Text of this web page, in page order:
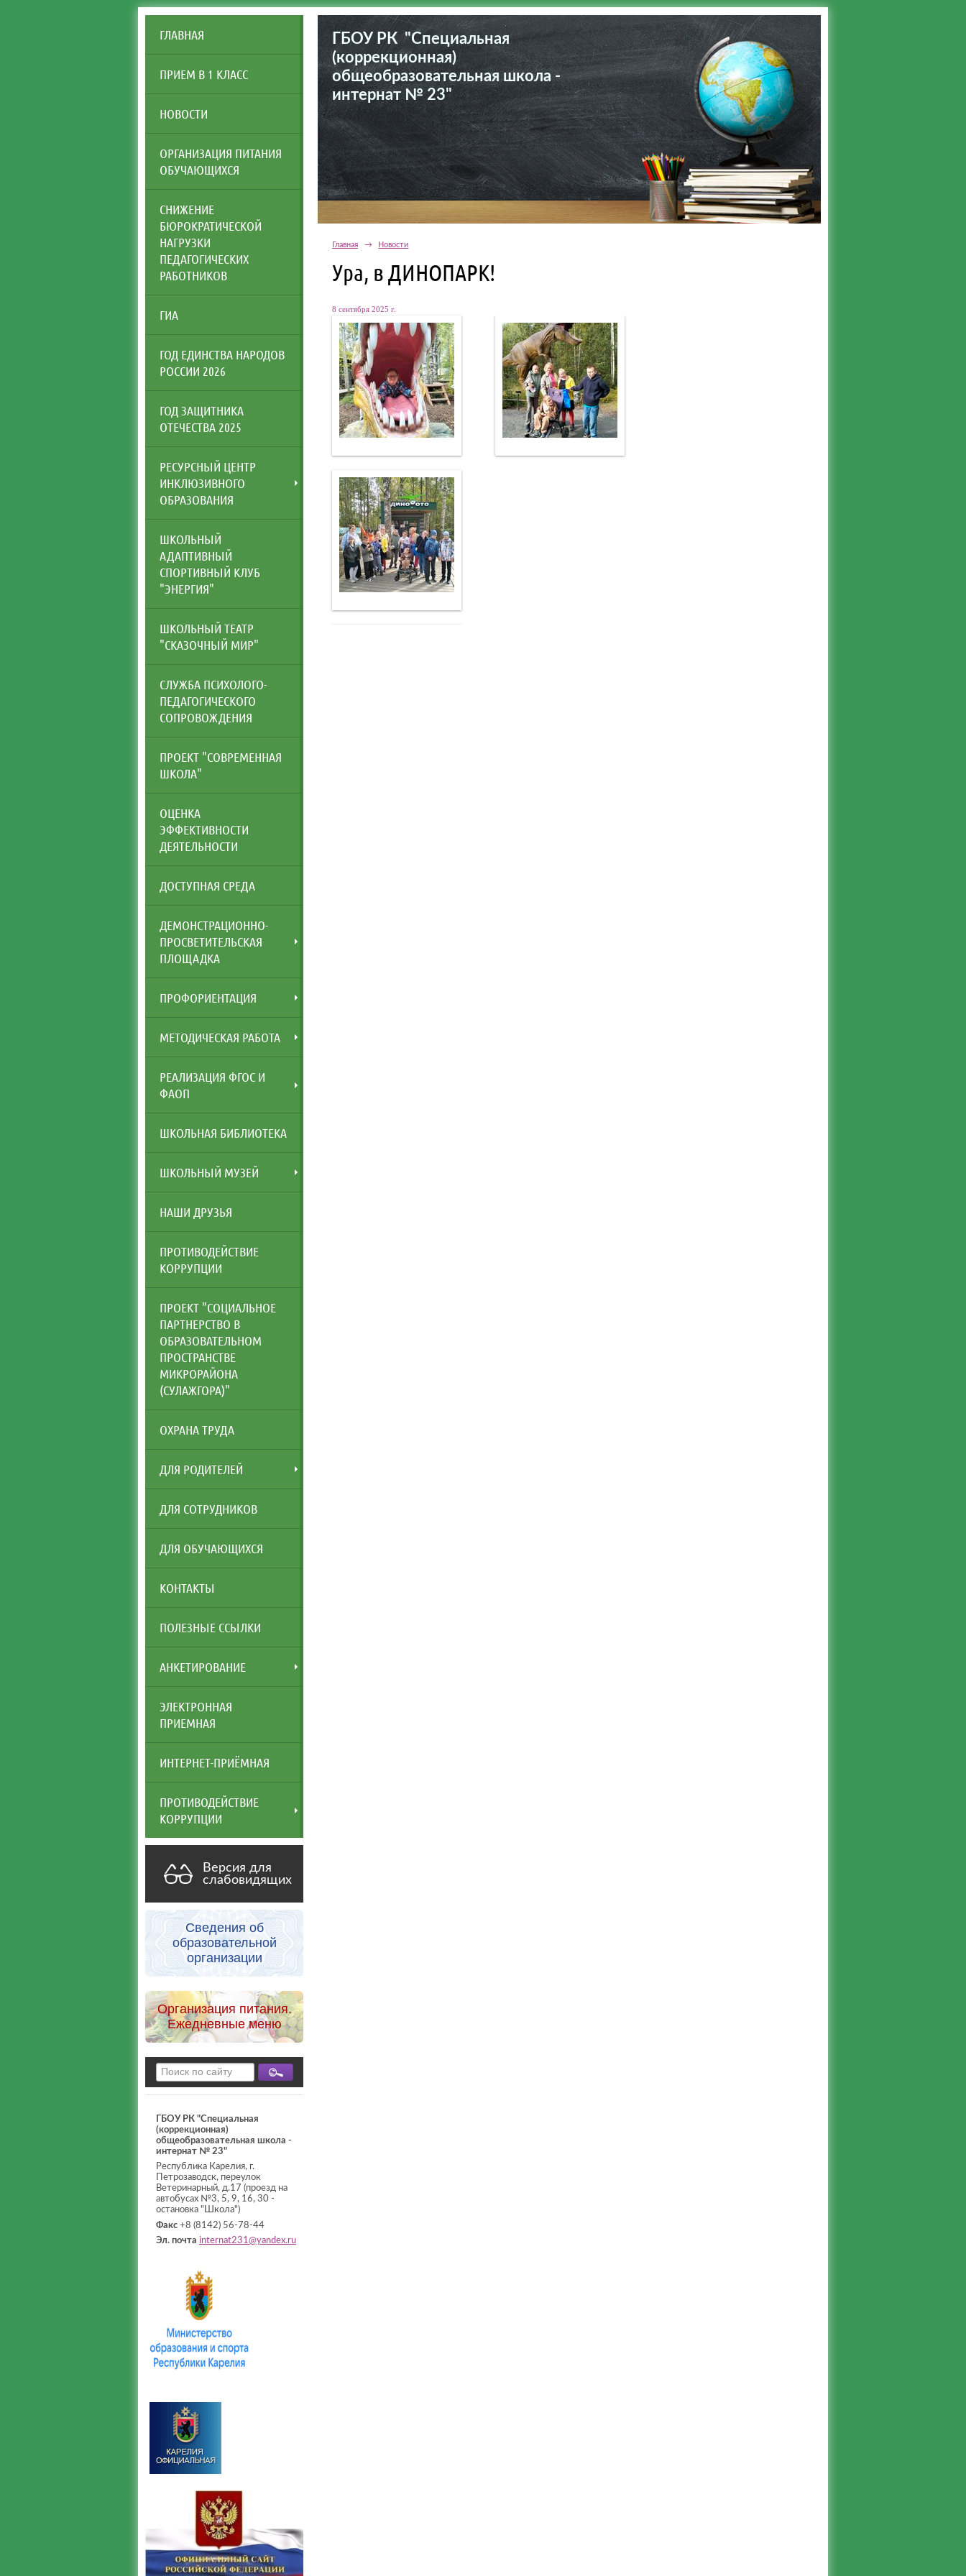
ГЛАВНАЯ
ПРИЕМ В 1 КЛАСС
НОВОСТИ
ОРГАНИЗАЦИЯ ПИТАНИЯ
ОБУЧАЮЩИХСЯ
СНИЖЕНИЕ
БЮРОКРАТИЧЕСКОЙ
НАГРУЗКИ
ПЕДАГОГИЧЕСКИХ
РАБОТНИКОВ
ГИА
ГОД ЕДИНСТВА НАРОДОВ
РОССИИ 2026
ГОД ЗАЩИТНИКА
ОТЕЧЕСТВА 2025
РЕСУРСНЫЙ ЦЕНТР
ИНКЛЮЗИВНОГО
ОБРАЗОВАНИЯ
ШКОЛЬНЫЙ
АДАПТИВНЫЙ
СПОРТИВНЫЙ КЛУБ
"ЭНЕРГИЯ"
ШКОЛЬНЫЙ ТЕАТР
"СКАЗОЧНЫЙ МИР"
СЛУЖБА ПСИХОЛОГО-
ПЕДАГОГИЧЕСКОГО
СОПРОВОЖДЕНИЯ
ПРОЕКТ "СОВРЕМЕННАЯ
ШКОЛА"
ОЦЕНКА
ЭФФЕКТИВНОСТИ
ДЕЯТЕЛЬНОСТИ
ДОСТУПНАЯ СРЕДА
ДЕМОНСТРАЦИОННО-
ПРОСВЕТИТЕЛЬСКАЯ
ПЛОЩАДКА
ПРОФОРИЕНТАЦИЯ
МЕТОДИЧЕСКАЯ РАБОТА
РЕАЛИЗАЦИЯ ФГОС И
ФАОП
ШКОЛЬНАЯ БИБЛИОТЕКА
ШКОЛЬНЫЙ МУЗЕЙ
НАШИ ДРУЗЬЯ
ПРОТИВОДЕЙСТВИЕ
КОРРУПЦИИ
ПРОЕКТ "СОЦИАЛЬНОЕ
ПАРТНЕРСТВО В
ОБРАЗОВАТЕЛЬНОМ
ПРОСТРАНСТВЕ
МИКРОРАЙОНА
(СУЛАЖГОРА)"
ОХРАНА ТРУДА
ДЛЯ РОДИТЕЛЕЙ
ДЛЯ СОТРУДНИКОВ
ДЛЯ ОБУЧАЮЩИХСЯ
КОНТАКТЫ
ПОЛЕЗНЫЕ ССЫЛКИ
АНКЕТИРОВАНИЕ
ЭЛЕКТРОННАЯ
ПРИЕМНАЯ
ИНТЕРНЕТ-ПРИЁМНАЯ
ПРОТИВОДЕЙСТВИЕ
КОРРУПЦИИ
Версия для
слабовидящих
Сведения об
образовательной
организации
Организация питания.
Ежедневные меню
ГБОУ РК "Специальная
(коррекционная)
общеобразовательная школа -
интернат № 23"
Республика Карелия, г.
Петрозаводск, переулок
Ветеринарный, д.17 (проезд на
автобусах №3, 5, 9, 16, 30 -
остановка "Школа")
Факс +8 (8142) 56-78-44
Эл. почта internat231@yandex.ru
ГБОУ РК "Специальная
(коррекционная)
общеобразовательная школа -
интернат № 23"
Главная → Новости
Ура, в ДИНОПАРК!
8 сентября 2025 г.